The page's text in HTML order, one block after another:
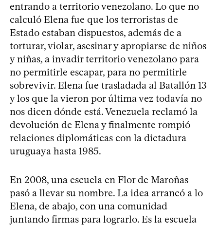
entrando a territorio venezolano. Lo que no
calculó Elena fue que los terroristas de
Estado estaban dispuestos, además de a
torturar, violar, asesinar y apropiarse de niños
y niñas, a invadir territorio venezolano para
no permitirle escapar, para no permitirle
sobrevivir. Elena fue trasladada al Batallón 13
y los que la vieron por última vez todavía no
nos dicen dónde está. Venezuela reclamó la
devolución de Elena y finalmente rompió
relaciones diplomáticas con la dictadura
uruguaya hasta 1985.
En 2008, una escuela en Flor de Maroñas
pasó a llevar su nombre. La idea arrancó a lo
Elena, de abajo, con una comunidad
juntando firmas para lograrlo. Es la escuela